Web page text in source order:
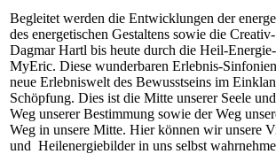
Begleitet werden die Entwicklungen der
des energetischen Gestaltens sowie die
Dagmar Hartl bis heute durch die Heil-
MyEric. Diese wunderbaren Erlebnis-
neue Erlebniswelt des Bewusstseins im
Schöpfung. Dies ist die Mitte unserer Seele
Weg unserer Bestimmung sowie der Weg
Weg in unsere Mitte. Hier können wir unsere
und Heilenergiebilder in uns selbst